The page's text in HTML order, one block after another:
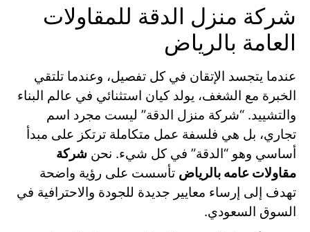
شركة منزل الدقة للمقاولات
العامة بالرياض
عندما يتجسد الإتقان في كل تفصيل، وعندما تلتقي
الخبرة مع الشغف، يولد كيان استثنائي في عالم البناء
والتشييد. “شركة منزل الدقة” ليست مجرد اسم
تجاري، بل هي فلسفة عمل متكاملة ترتكز على مبدأ
أساسي وهو “الدقة” في كل شيء. نحن شركة
مقاولات عامه بالرياض تأسست على رؤية واضحة
تهدف إلى إرساء معايير جديدة للجودة والاحترافية في
السوق السعودي.